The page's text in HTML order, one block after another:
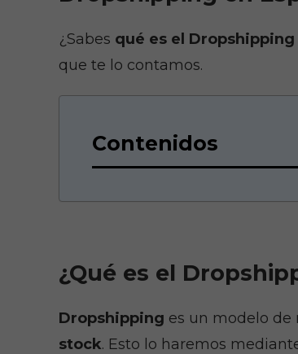
¿Sabes qué es el Dropshipping
que te lo contamos.
Contenidos
¿Qué es el
Dropshipping es un modelo de
stock. Esto lo haremos